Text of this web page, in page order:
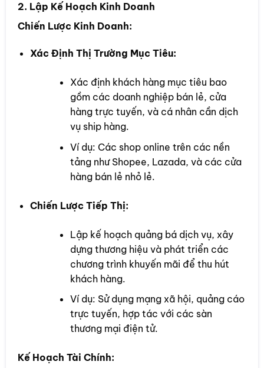
2. Lập Kế Hoạch Kinh Doanh
Chiến Lược Kinh Doanh:
Xác Định Thị Trường Mục Tiêu:
Xác định khách hàng mục tiêu bao
gồm các doanh nghiệp bán lẻ, cửa
hàng trực tuyến, và cá nhân cần dịch
vụ ship hàng.
Ví dụ: Các shop online trên các nền
tảng như Shopee, Lazada, và các cửa
hàng bán lẻ nhỏ lẻ.
Chiến Lược Tiếp Thị:
Lập kế hoạch quảng bá dịch vụ, xây
dựng thương hiệu và phát triển các
chương trình khuyến mãi để thu hút
khách hàng.
Ví dụ: Sử dụng mạng xã hội, quảng cáo
trực tuyến, hợp tác với các sàn
thương mại điện tử.
Kế Hoạch Tài Chính: